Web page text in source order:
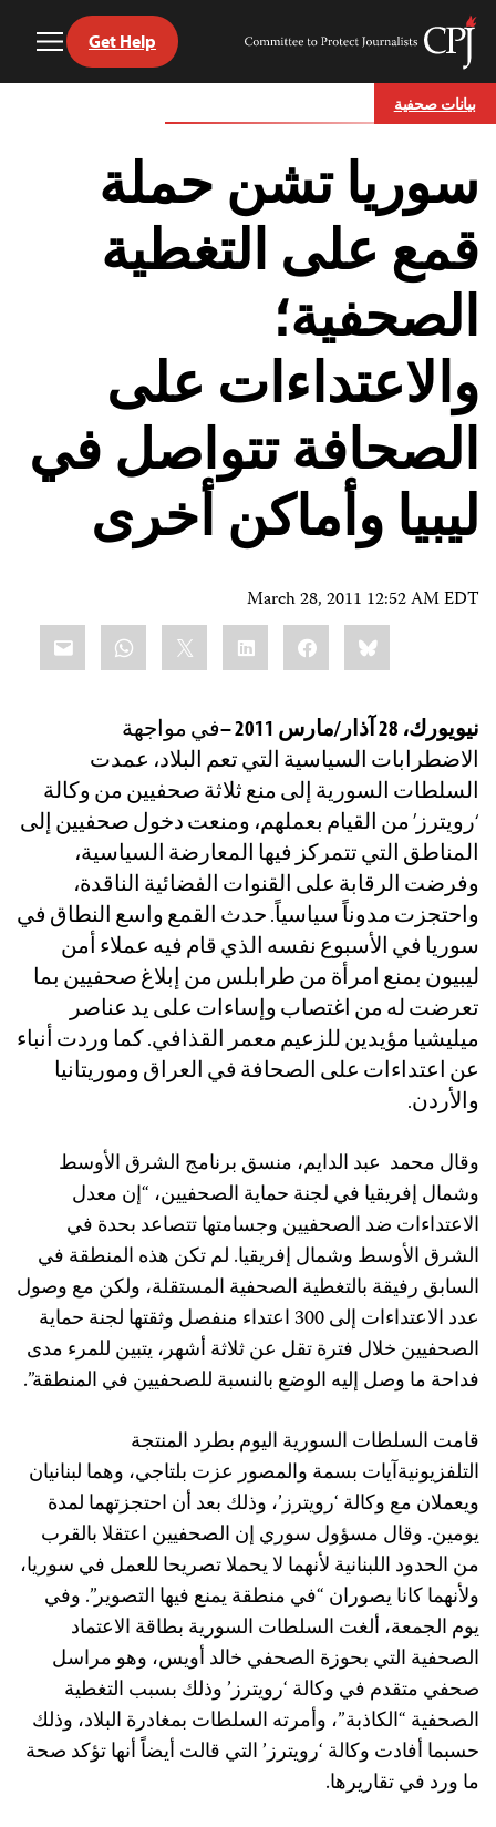
Skip
to
Committee
Journalists
Get Help
بيانات صحفية
سوريا تشن حملة
قمع على التغطية
الصحفية؛
والاعتداءات على
الصحافة تتواصل في
ليبيا وأماكن أخرى
March 28, 2011 12:52 AM EDT
Bluesky
Facebook
LinkedIn
نيويورك، 28 آذار/مارس 2011 –
في مواجهة
الاضطرابات السياسية التي تعم البلاد، عمدت
السلطات السورية إلى منع ثلاثة صحفيين من وكالة
‘رويترز’ من القيام بعملهم، ومنعت دخول صحفيين إلى
المناطق التي تتمركز فيها المعارضة السياسية،
وفرضت الرقابة على القنوات الفضائية الناقدة،
واحتجزت مدوناً سياسياً. حدث القمع واسع النطاق في
سوريا في الأسبوع نفسه الذي قام فيه عملاء أمن
ليبيون بمنع امرأة من طرابلس من إبلاغ صحفيين بما
تعرضت له من اغتصاب وإساءات على يد عناصر
ميليشيا مؤيدين للزعيم معمر القذافي. كما وردت أنباء
عن اعتداءات على الصحافة في العراق وموريتانيا
والأردن.
وقال محمد عبد الدايم، منسق برنامج الشرق الأوسط
وشمال إفريقيا في لجنة حماية الصحفيين، “إن معدل
الاعتداءات ضد الصحفيين وجسامتها تتصاعد بحدة في
الشرق الأوسط وشمال إفريقيا. لم تكن هذه المنطقة في
السابق رفيقة بالتغطية الصحفية المستقلة، ولكن مع وصول
عدد الاعتداءات إلى 300 اعتداء منفصل وثقتها لجنة حماية
الصحفيين خلال فترة تقل عن ثلاثة أشهر، يتبين للمرء مدى
فداحة ما وصل إليه الوضع بالنسبة للصحفيين في المنطقة”.
قامت السلطات السورية اليوم بطرد المنتجة
التلفزيونيةآيات بسمة والمصور عزت بلتاجي، وهما لبنانيان
ويعملان مع وكالة ‘رويترز’، وذلك بعد أن احتجزتهما لمدة
يومين. وقال مسؤول سوري إن الصحفيين اعتقلا بالقرب
من الحدود اللبنانية لأنهما لا يحملا تصريحا للعمل في سوريا،
ولأنهما كانا يصوران “في منطقة يمنع فيها التصوير”. وفي
يوم الجمعة، ألغت السلطات السورية بطاقة الاعتماد
الصحفية التي بحوزة الصحفي خالد أويس، وهو مراسل
صحفي متقدم في وكالة ‘رويترز’ وذلك بسبب التغطية
الصحفية “الكاذبة”، وأمرته السلطات بمغادرة البلاد، وذلك
حسبما أفادت وكالة ‘رويترز’ التي قالت أيضاً أنها تؤكد صحة
ما ورد في تقاريرها.